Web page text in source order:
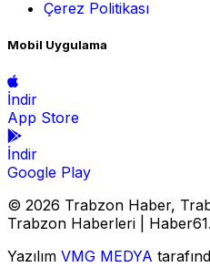
Çerez Politikası
Mobil Uygulama
İndir
App Store
İndir
Google Play
© 2026 Trabzon Haber,
Trabzon Haberleri | Haber61.
Yazılım VMG MEDYA